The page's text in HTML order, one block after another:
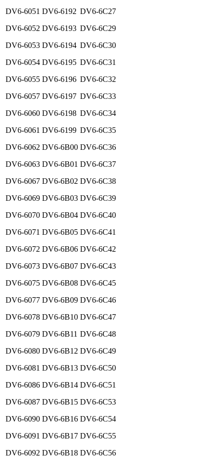
DV6-6051
DV6-6052
DV6-6053
DV6-6054
DV6-6055
DV6-6057
DV6-6060
DV6-6061
DV6-6062
DV6-6063
DV6-6067
DV6-6069
DV6-6070
DV6-6071
DV6-6072
DV6-6073
DV6-6075
DV6-6077
DV6-6078
DV6-6079
DV6-6080
DV6-6081
DV6-6086
DV6-6087
DV6-6090
DV6-6091
DV6-6092
DV6-6192
DV6-6193
DV6-6194
DV6-6195
DV6-6196
DV6-6197
DV6-6198
DV6-6199
DV6-6B00
DV6-6B01
DV6-6B02
DV6-6B03
DV6-6B04
DV6-6B05
DV6-6B06
DV6-6B07
DV6-6B08
DV6-6B09
DV6-6B10
DV6-6B11
DV6-6B12
DV6-6B13
DV6-6B14
DV6-6B15
DV6-6B16
DV6-6B17
DV6-6B18
DV6-6C27
DV6-6C29
DV6-6C30
DV6-6C31
DV6-6C32
DV6-6C33
DV6-6C34
DV6-6C35
DV6-6C36
DV6-6C37
DV6-6C38
DV6-6C39
DV6-6C40
DV6-6C41
DV6-6C42
DV6-6C43
DV6-6C45
DV6-6C46
DV6-6C47
DV6-6C48
DV6-6C49
DV6-6C50
DV6-6C51
DV6-6C53
DV6-6C54
DV6-6C55
DV6-6C56